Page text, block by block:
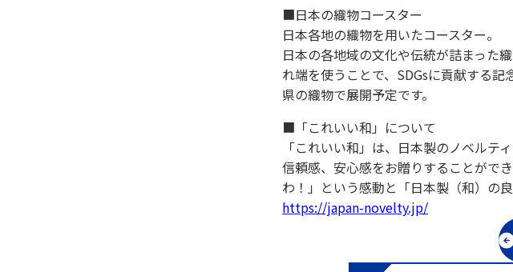
■日本の織物コースター
日本各地の織物を用いたコースター。
日本の各地域の文化や伝統が詰まった
れ端を使うことで、SDGsに貢献する
県の織物で展開予定です。
■「これいい和」について
「これいい和」は、日本製のノベルテ
信頼感、安心感をお贈りすることがで
わ！」という感動と「日本製（和）の
https://japan-novelty.jp/